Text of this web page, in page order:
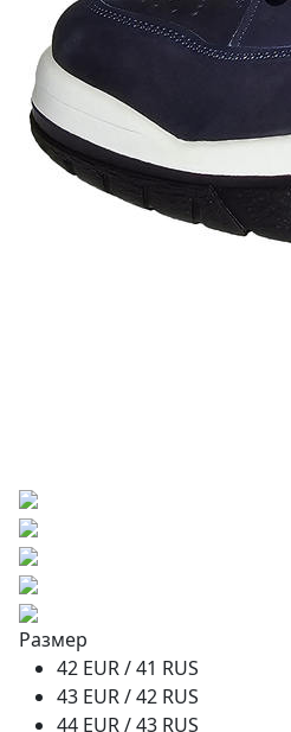
Размер
42 EUR / 41 RUS
43 EUR / 42 RUS
44 EUR / 43 RUS